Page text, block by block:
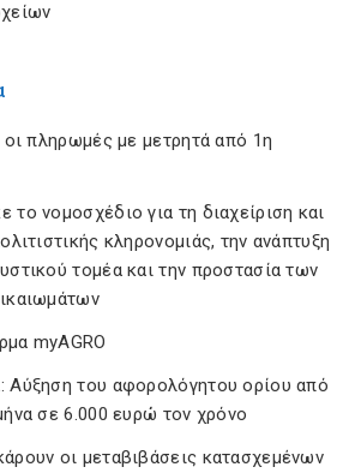
οι πληρωμές με μετρητά από 1η
το νομοσχέδιο για τη διαχείριση και
κληρονομιάς, την ανάπτυξη
τομέα και την προστασία των
myAGRO
Αύξηση του αφορολόγητου ορίου από
σε 6.000 ευρώ τον χρόνο
οι μεταβιβάσεις κατασχεμένων